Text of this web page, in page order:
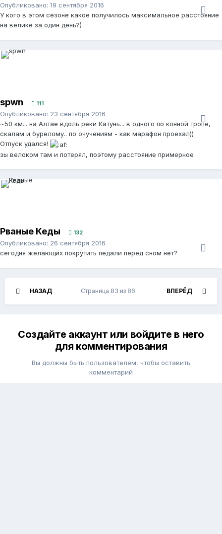
Опубликовано: 19 сентября 2016
У кого в этом сезоне какое получилось максимальное расстояние
на велике за один день?)
spwn 111
Опубликовано: 23 сентября 2016
~50 км... на Алтае вдоль реки Катунь... в одного по конной тропе,
скалам и бурелому.. по очучениям - как марафон проехал))
Отпуск удался!
зы велоком там и потерял, поэтому расстояние примерное
Рваные Кеды 132
Опубликовано: 26 сентября 2016
сегодня желающих покрутить педали перед сном нет?
НАЗАД ВПЕРЁД
Страница 83 из 86
Создайте аккаунт или войдите в него
для комментирования
Вы должны быть пользователем, чтобы оставить
комментарий